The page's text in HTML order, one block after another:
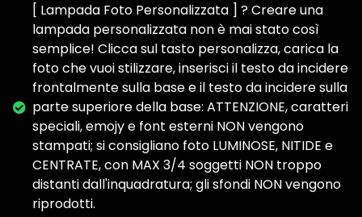
[ Lampada Foto Personalizzata ] ? Creare una
lampada personalizzata non è mai stato così
semplice! Clicca sul tasto personalizza, carica la
foto che vuoi stilizzare, inserisci il testo da incidere
frontalmente sulla base e il testo da incidere sulla
parte superiore della base: ATTENZIONE, caratteri
speciali, emojy e font esterni NON vengono
stampati; si consigliano foto LUMINOSE, NITIDE e
CENTRATE, con MAX 3/4 soggetti NON troppo
distanti dall'inquadratura; gli sfondi NON vengono
riprodotti.